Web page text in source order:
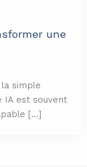
une
la simple
IA est souvent
[…]